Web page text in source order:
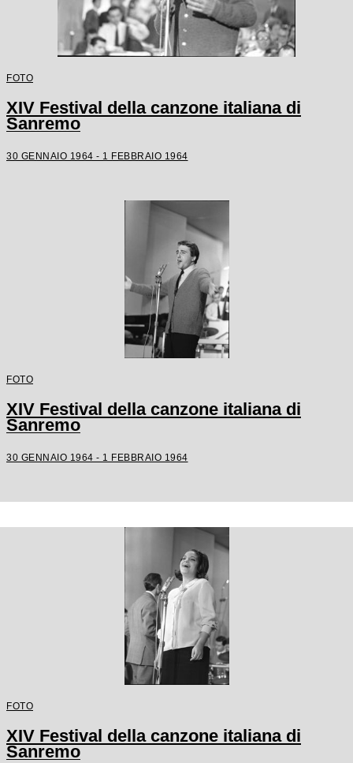
FOTO
XIV Festival della canzone italiana di
Sanremo
30 GENNAIO 1964 - 1 FEBBRAIO 1964
FOTO
XIV Festival della canzone italiana di
Sanremo
30 GENNAIO 1964 - 1 FEBBRAIO 1964
FOTO
XIV Festival della canzone italiana di
Sanremo